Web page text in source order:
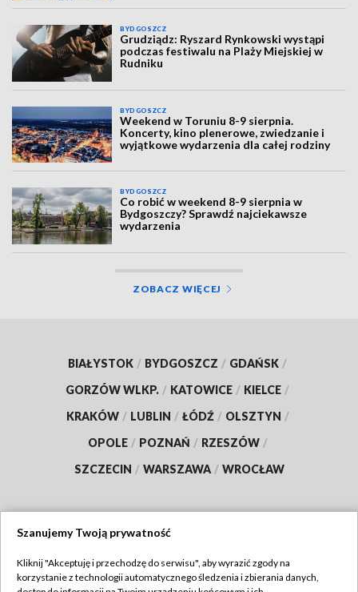
BYDGOSZCZ
Grudziądz: Ryszard Rynkowski wystąpi
podczas festiwalu na Plaży Miejskiej w
Rudniku
BYDGOSZCZ
Weekend w Toruniu 8-9 sierpnia.
Koncerty, kino plenerowe, zwiedzanie i
wyjątkowe wydarzenia dla całej rodziny
BYDGOSZCZ
Co robić w weekend 8-9 sierpnia w
Bydgoszczy? Sprawdź najciekawsze
wydarzenia
ZOBACZ WIĘCEJ
BIAŁYSTOK / BYDGOSZCZ / GDAŃSK /
GORZÓW WLKP. / KATOWICE / KIELCE /
KRAKÓW / LUBLIN / ŁÓDŹ / OLSZTYN /
OPOLE / POZNAŃ / RZESZÓW /
SZCZECIN / WARSZAWA / WROCŁAW
TVP
Szanujemy Twoją prywatność
Kliknij "Akceptuję i przechodzę do serwisu", aby wyrazić zgody na
korzystanie z technologii automatycznego śledzenia i zbierania danych,